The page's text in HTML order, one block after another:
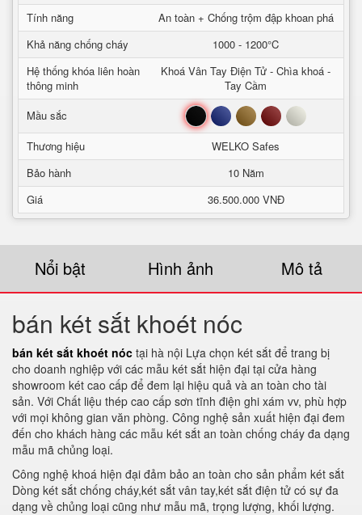
Tính năng
An toàn + Chống trộm đập khoan phá
Khả năng chống cháy
1000 - 1200°C
Hệ thống khóa liên hoàn
thông minh
Khoá Vân Tay Điện Tử - Chìa khoá -
Tay Cầm
Mầu sắc
Đen Xanh Nâu Đỏ Trắng
Thương hiệu
WELKO Safes
Bảo hành
10 Năm
Giá
36.500.000 VNĐ
Nổi bật Hình ảnh Mô tả
bán két sắt khoét nóc
bán két sắt khoét nóc tại hà nội Lựa chọn két sắt để trang bị
cho doanh nghiệp với các mẫu két sắt hiện đại tại cửa hàng
showroom két cao cấp để đem lại hiệu quả và an toàn cho tài
sản. Với Chất liệu thép cao cấp sơn tĩnh điện ghi xám vv, phù hợp
với mọi không gian văn phòng. Công nghệ sản xuất hiện đại đem
đến cho khách hàng các mẫu két sắt an toàn chống cháy đa dạng
mẫu mã chủng loại.
Công nghệ khoá hiện đại đảm bảo an toàn cho sản phẩm két sắt
Dòng két sắt chống cháy,két sắt vân tay,két sắt điện tử có sự đa
dạng về chủng loại cũng như mẫu mã, trọng lượng, khối lượng.